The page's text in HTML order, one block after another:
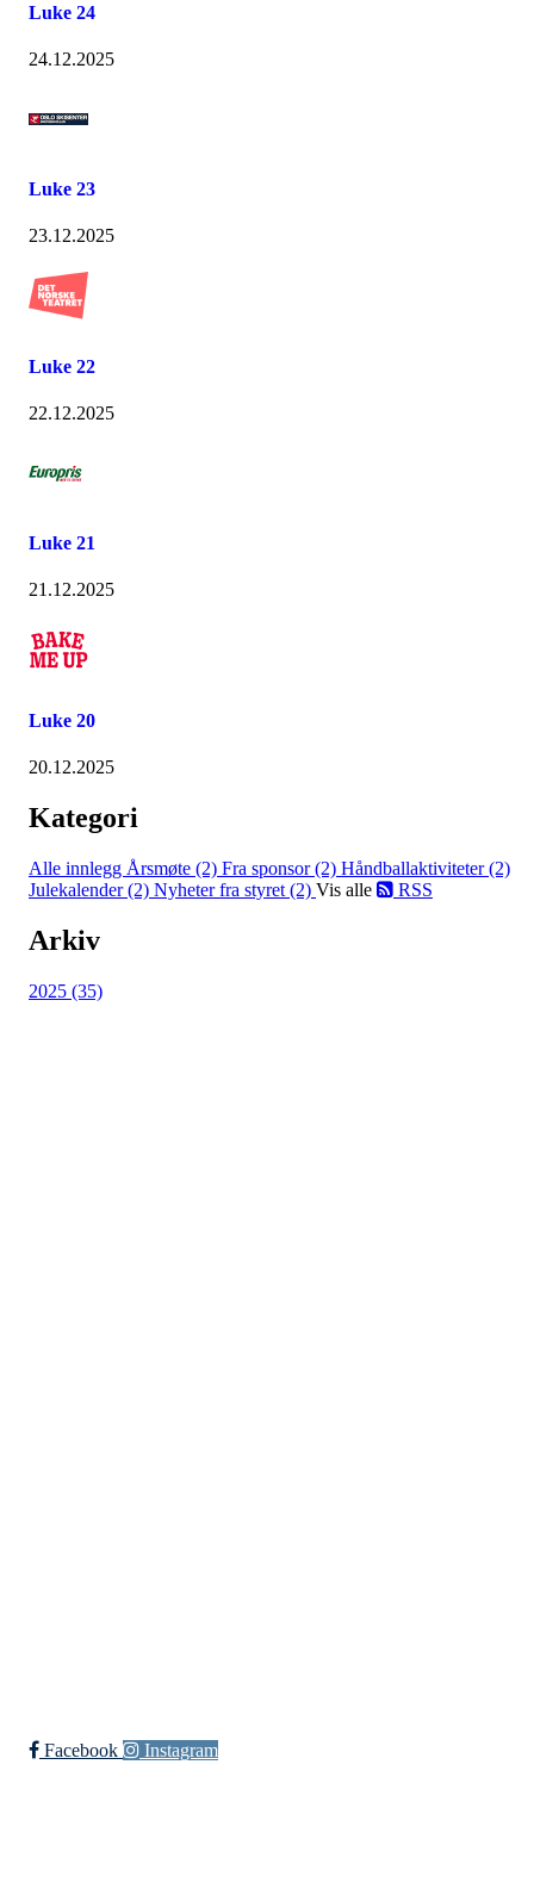
Luke 24
24.12.2025
Luke 23
23.12.2025
Luke 22
22.12.2025
Luke 21
21.12.2025
Luke 20
20.12.2025
Kategori
Alle innlegg Årsmøte (2) Fra sponsor (2) Håndballaktiviteter (2)
Julekalender (2) Nyheter fra styret (2) Vis alle RSS
Arkiv
2025 (35)
Facebook Instagram